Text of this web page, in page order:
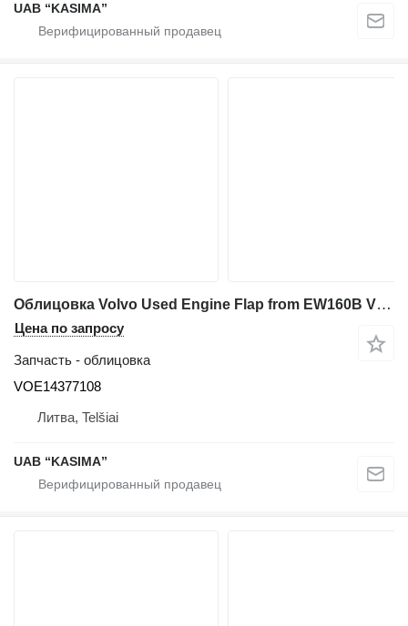
UAB “KASIMA”
Облицовка Volvo Used Engine Flap from EW160B VOE14377108 для экскаватора Volvo EW160B
Цена по запросу
Запчасть - облицовка
VOE14377108
Литва, Telšiai
UAB “KASIMA”